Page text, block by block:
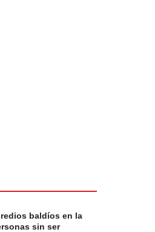
baldíos en la
sin ser